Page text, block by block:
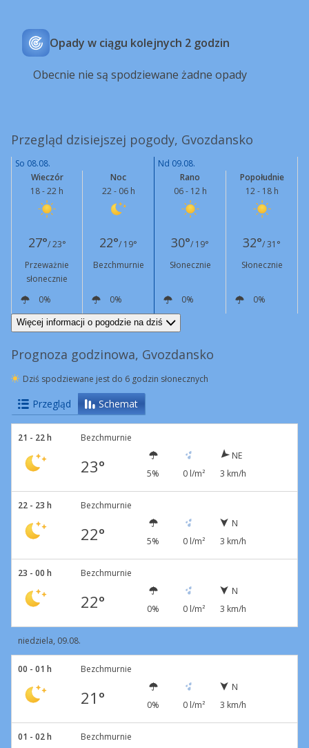
Opady w ciągu kolejnych 2 godzin
Obecnie nie są spodziewane żadne opady
Przegląd dzisiejszej pogody, Gvozdansko
So 08.08.
Nd 09.08.
Wieczór
18 - 22 h
Noc
22 - 06 h
Rano
06 - 12 h
Popołudnie
12 - 18 h
27°/ 23° 22°/ 19° 30°/ 19° 32°/ 31°
Przeważnie
słonecznie
Bezchmurnie Słonecznie Słonecznie
0% 0% 0%
0%
NE
5 km/h N
3 km/h
Więcej informacji o pogodzie na dziś
Prognoza godzinowa, Gvozdansko
Dziś spodziewane jest do 6 godzin słonecznych
Przegląd Schemat
21 - 22 h Bezchmurnie
23° 5% 0 l/m²
NE
3 km/h
22 - 23 h Bezchmurnie
22° 5% 0 l/m²
N
3 km/h
23 - 00 h Bezchmurnie
22° 0% 0 l/m²
N
3 km/h
niedziela, 09.08.
00 - 01 h Bezchmurnie
21° 0% 0 l/m²
N
3 km/h
01 - 02 h Bezchmurnie